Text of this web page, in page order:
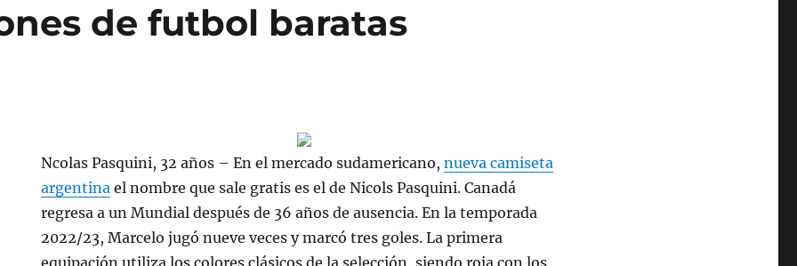
de futbol baratas
Ncolas Pasquini, 32 años – En el mercado sudamericano,nueva camiseta
argentina el nombre que sale gratis es el de Nicols Pasquini. Canadá
regresa a un Mundial después de 36 años de ausencia. En la temporada
2022/23, Marcelo jugó nueve veces y marcó tres goles. La primera
equipación utiliza los colores clásicos de la selección, siendo roja con los